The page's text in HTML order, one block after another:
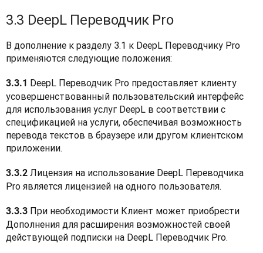
3.3 DeepL Переводчик Pro
В дополнение к разделу 3.1 к DeepL Переводчику Pro
применяются следующие положения:
3.3.1 DeepL Переводчик Pro предоставляет клиенту
усовершенствованный пользовательский интерфейс
для использования услуг DeepL в соответствии с
спецификацией на услуги, обеспечивая возможность
перевода текстов в браузере или другом клиентском
приложении.
3.3.2 Лицензия на использование DeepL Переводчика
Pro является лицензией на одного пользователя.
3.3.3 При необходимости Клиент может приобрести
Дополнения для расширения возможностей своей
действующей подписки на DeepL Переводчик Pro.